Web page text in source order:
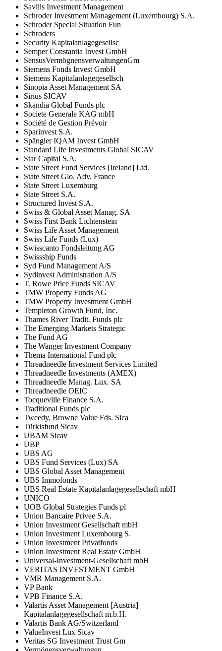
Savills Investment Management
Schroder Investment Management (Luxembourg) S.A.
Schroder Special Situation Fun
Schroders
Security Kapitalanlagegesellsc
Semper Constantia Invest GmbH
SensusVermögnensverwaltungenGm
Siemens Fonds Invest GmbH
Siemens Kapitalanlagegesellsch
Sinopia Asset Management SA
Sirius SICAV
Skandia Global Funds plc
Societe Generale KAG mbH
Société de Gestion Prévoir
Sparinvest S.A.
Spängler IQAM Invest GmbH
Standard Life Investments Global SICAV
Star Capital S.A.
State Street Fund Services [Ireland] Ltd.
State Street Glo. Adv. France
State Street Luxemburg
State Street S.A.
Structured Invest S.A.
Swiss & Global Asset Manag. SA
Swiss First Bank Lichtenstein
Swiss Life Asset Management
Swiss Life Funds (Lux)
Swisscanto Fondsleitung AG
Swissship Funds
Syd Fund Management A/S
Sydinvest Administration A/S
T. Rowe Price Funds SICAV
TMW Property Funds AG
TMW Property Investment GmbH
Templeton Growth Fund, Inc.
Thames River Tradit. Funds plc
The Emerging Markets Strategic
The Fund AG
The Wanger Investment Company
Thema International Fund plc
Threadneedle Investment Services Limited
Threadneedle Investments (AMEX)
Threadneedle Manag. Lux. SA
Threadneedle OEIC
Tocqueville Finance S.A.
Traditional Funds plc
Tweedy, Browne Value Fds. Sica
Türkisfund Sicav
UBAM Sicav
UBP
UBS AG
UBS Fund Services (Lux) SA
UBS Global Asset Management
UBS Immofonds
UBS Real Estate Kapitalanlagegesellschaft mbH
UNICO
UOB Global Strategies Funds pl
Union Bancaire Privee S.A.
Union Investment Gesellschaft mbH
Union Investment Luxembourg S.
Union Investment Privatfonds
Union Investment Real Estate GmbH
Universal-Investment-Gesellschaft mbH
VERITAS INVESTMENT GmbH
VMR Management S.A.
VP Bank
VPB Finance S.A.
Valartis Asset Management [Austria]
Kapitalanlagegesellschaft m.b.H.
Valartis Bank AG/Switzerland
ValueInvest Lux Sicav
Veritas SG Investment Trust Gm